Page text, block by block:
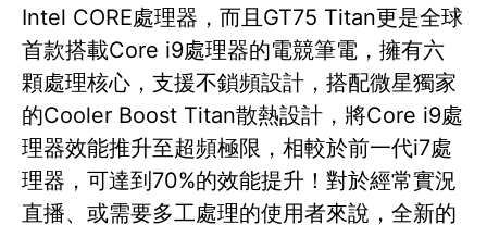
Intel CORE處理器，而且GT75 Titan更是全球
首款搭載Core i9處理器的電競筆電，擁有六
顆處理核心，支援不鎖頻設計，搭配微星獨家
的Cooler Boost Titan散熱設計，將Core i9處
理器效能推升至超頻極限，相較於前一代i7處
理器，可達到70%的效能提升！對於經常實況
直播、或需要多工處理的使用者來說，全新的